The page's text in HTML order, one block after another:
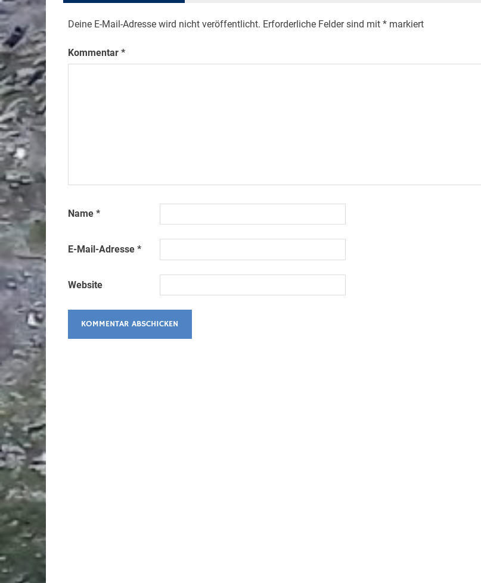
Deine E-Mail-Adresse wird nicht veröffentlicht. Erforderliche Felder sind mit *markiert
Kommentar *
Name *
E-Mail-Adresse *
Website